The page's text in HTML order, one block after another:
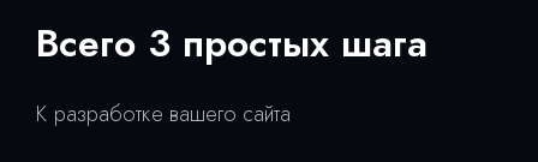
Всего 3 простых шага
К разработке вашего сайта